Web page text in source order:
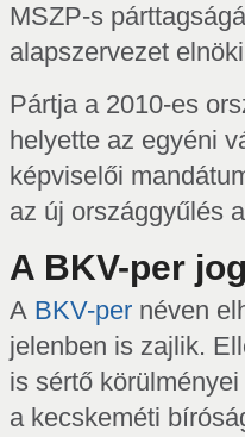
MSZP-s
alapszervezet
Pártja a 2010-es
helyette az egyéni
képviselői
az új országgyűlés
A BKV-per
A BKV-per néven
jelenben is zajlik.
is sértő
a kecskeméti